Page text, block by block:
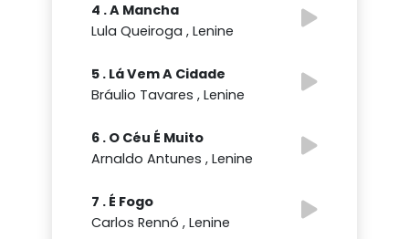
4 . A Mancha
Lula Queiroga , Lenine
5 . Lá Vem A Cidade
Bráulio Tavares , Lenine
6 . O Céu É Muito
Arnaldo Antunes , Lenine
7 . É Fogo
Carlos Rennó , Lenine